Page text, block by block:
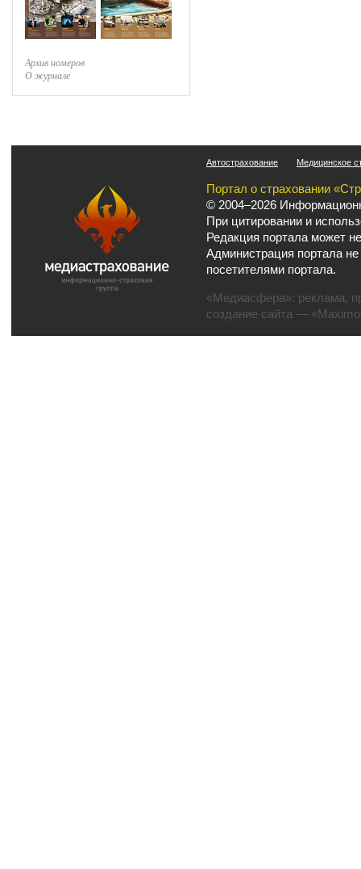
Архив номеров
О журнале
Автострахование Медицинское
Портал о страховании
© 2004–2026
При цитировании и
Редакция портала может
Администрация портала
посетителями портала.
«Медиасфера»: реклама,
создание сайта —